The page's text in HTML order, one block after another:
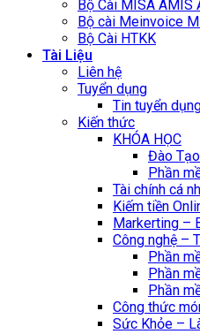
Bộ Cài MISA AMIS
Bộ cài Meinvoice
Bộ Cài HTKK
Tài Liệu
Liên hệ
Tuyển dụng
Tin tuyển
Kiến thức
KHÓA HỌC
Đào
Phần
Tài chính cá
Kiếm tiền
Markerting –
Công nghệ –
Phần
Phần
Phần
Công thức
Sức Khỏe –